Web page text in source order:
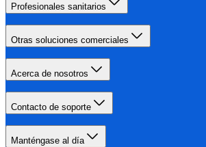
Profesionales sanitarios
Otras soluciones comerciales
Acerca de nosotros
Contacto de soporte
Manténgase al día